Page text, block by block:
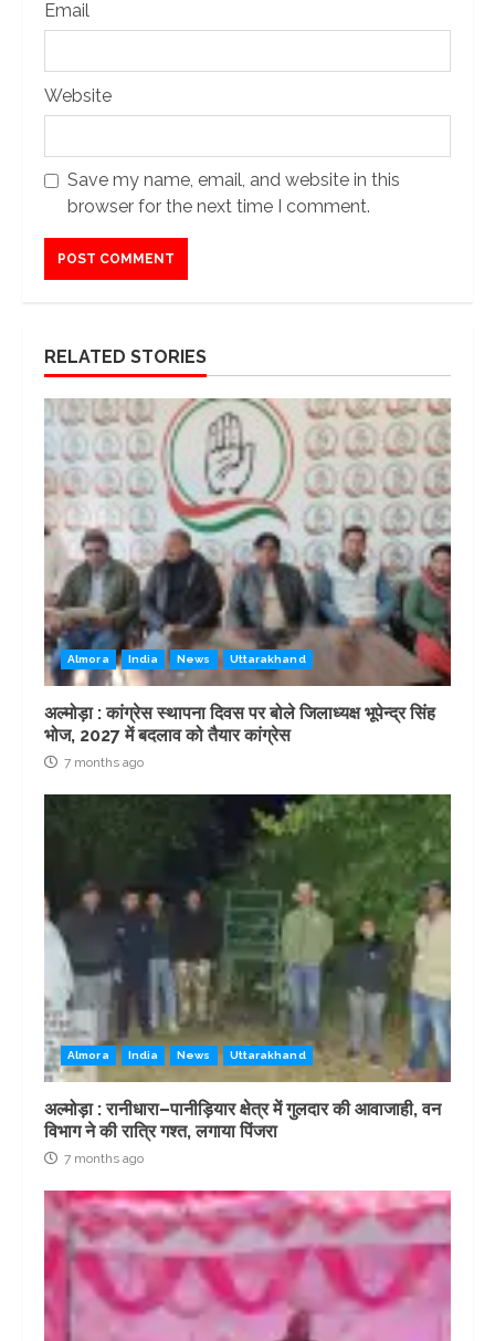
Email
Website
Save my name, email, and website in this
browser for the next time I comment.
RELATED STORIES
Almora India News Uttarakhand
अल्मोड़ा : कांग्रेस स्थापना दिवस पर बोले जिलाध्यक्ष भूपेन्द्र सिंह
भोज, 2027 में बदलाव को तैयार कांग्रेस
7 months ago
Almora India News Uttarakhand
अल्मोड़ा : रानीधारा–पानीड़ियार क्षेत्र में गुलदार की आवाजाही, वन
विभाग ने की रात्रि गश्त, लगाया पिंजरा
7 months ago